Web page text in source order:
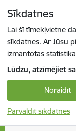
Sīkdatnes
Lai šī tīmekļvietne
sīkdatnes. Ar Jūsu
izmantotas
Lūdzu, atzīmējiet
Noraidīt
Pārvaldīt sīkdatnes